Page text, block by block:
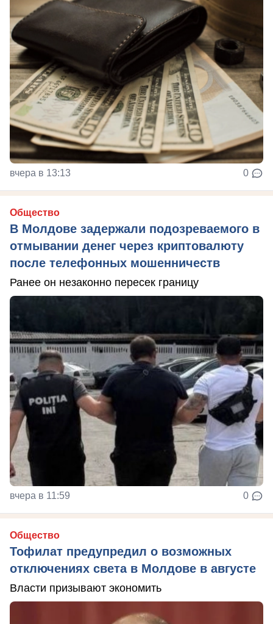
вчера в 13:13 0
Общество
В Молдове задержали подозреваемого в
отмывании денег через криптовалюту
после телефонных мошенничеств
Ранее он незаконно пересек границу
вчера в 11:59 0
Общество
Тофилат предупредил о возможных
отключениях света в Молдове в августе
Власти призывают экономить